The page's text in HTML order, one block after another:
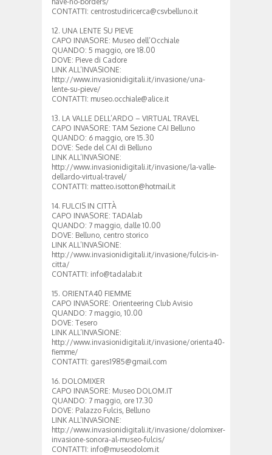
CONTATTI: centrostudiricerca@csvbelluno.it
12. UNA LENTE SU PIEVE
CAPO INVASORE: Museo dell’Occhiale
QUANDO: 5 maggio, ore 18.00
DOVE: Pieve di Cadore
LINK ALL’INVASIONE:
http://www.invasionidigitali.it/invasione/una-
lente-su-pieve/
CONTATTI: museo.occhiale@alice.it
13. LA VALLE DELL’ARDO – VIRTUAL TRAVEL
CAPO INVASORE: TAM Sezione CAI Belluno
QUANDO: 6 maggio, ore 15.30
DOVE: Sede del CAI di Belluno
LINK ALL’INVASIONE:
http://www.invasionidigitali.it/invasione/la-valle-
dellardo-virtual-travel/
CONTATTI: matteo.isotton@hotmail.it
14. FULCIS IN CITTÀ
CAPO INVASORE: TADAlab
QUANDO: 7 maggio, dalle 10.00
DOVE: Belluno, centro storico
LINK ALL’INVASIONE:
http://www.invasionidigitali.it/invasione/fulcis-in-
citta/
CONTATTI: info@tadalab.it
15. ORIENTA40 FIEMME
CAPO INVASORE: Orienteering Club Avisio
QUANDO: 7 maggio, 10.00
DOVE: Tesero
LINK ALL’INVASIONE:
http://www.invasionidigitali.it/invasione/orienta40-
fiemme/
CONTATTI: gares1985@gmail.com
16. DOLOMIXER
CAPO INVASORE: Museo DOLOM.IT
QUANDO: 7 maggio, ore 17.30
DOVE: Palazzo Fulcis, Belluno
LINK ALL’INVASIONE:
http://www.invasionidigitali.it/invasione/dolomixer-
invasione-sonora-al-museo-fulcis/
CONTATTI: info@museodolom.it